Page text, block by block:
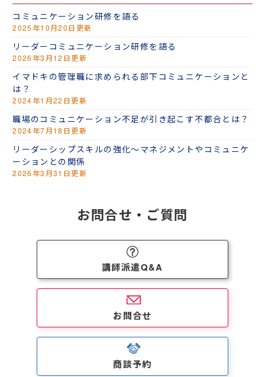
コミュニケーション研修を語る
2025年10月20日更新
リーダーコミュニケーション研修を語る
2026年3月12日更新
イマドキの管理職に求められる部下コミュニケーションと
は？
2024年1月22日更新
職場のコミュニケーション不足が引き起こす不都合とは？
2024年7月18日更新
リーダーシップスキルの強化～マネジメントやコミュニケ
ーションとの関係
2026年3月31日更新
お問合せ・ご質問
講師派遣Q&A
お問合せ
商談予約